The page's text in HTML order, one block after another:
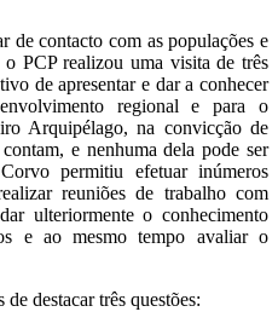
de contacto com as populações e
PCP realizou uma visita de três
de apresentar e dar a conhecer
regional e para o
Arquipélago, na convicção de
e nenhuma dela pode ser
permitiu efetuar inúmeros
reuniões de trabalho com
ulteriormente o conhecimento
e ao mesmo tempo avaliar o
destacar três questões: